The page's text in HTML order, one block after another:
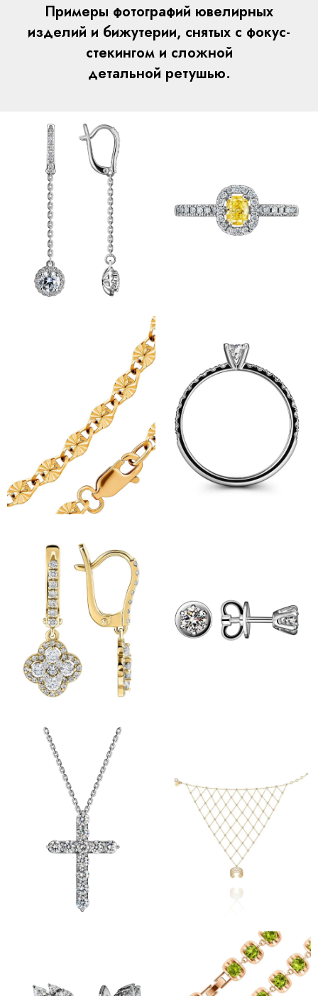
Примеры фотографий ювелирных
изделий и бижутерии, снятых с фокус-
стекингом и сложной
детальной ретушью.